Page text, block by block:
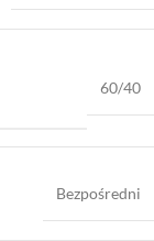
60/40
Bezpośredni